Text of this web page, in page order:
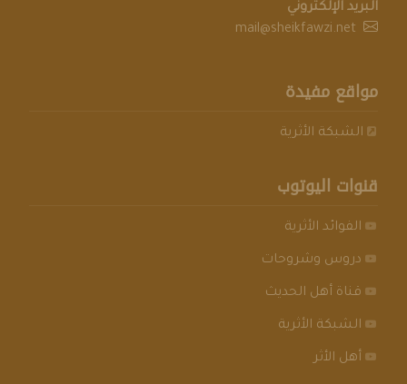
البريد الإلكتروني
mail@sheikfawzi.net
مواقع مفيدة
الشبكة الأثرية
قنوات اليوتوب
الفوائد الأثرية
دروس وشروحات
قناة أهل الحديث
الشبكة الأثرية
أهل الأثر